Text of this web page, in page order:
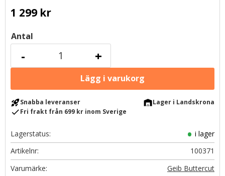
1 299kr
Antal
+
-
rocket_launchSnabba leveranser warehouseLager i Landskrona
checkFri frakt från 699 kr inom Sverige
Lagerstatus
i lager
Artikelnr
100371
Geib Buttercut